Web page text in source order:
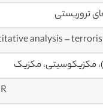
تروریستی
analysis –